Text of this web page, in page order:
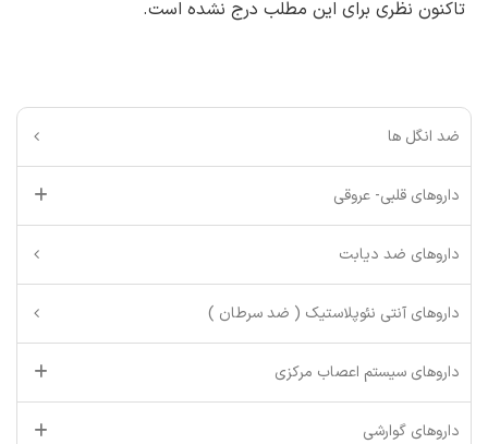
تاکنون نظری برای این مطلب درج نشده است.
ضد انگل ها
داروهای قلبی- عروقی
داروهای ضد دیابت
داروهای آنتی نئوپلاستیک ( ضد سرطان )
داروهای سیستم اعصاب مرکزی
داروهای گوارشی